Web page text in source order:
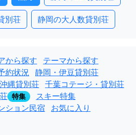
別荘 静岡の大人数貸別荘
から探す
テーマから探す
約状況 静岡・伊豆貸別荘
沖縄貸別荘 千葉コテージ・貸別荘
特集
スキー特集
ション民宿 お気に入り